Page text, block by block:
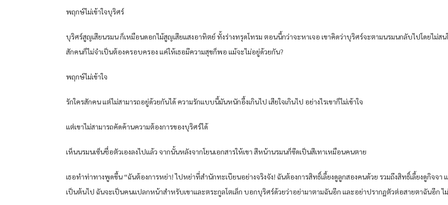
พฤกษ์ไม่เข้าใจบุริศร์
บุริศร์สูญเสียนรมน ก็เหมือนดอกไม้สูญเสียแสงอาทิตย์ ทั้งร่างทรุดโทรม ตอนนี้กว่าจะหาเจอ เขาคิดว่าบุริศร์จะตามนรมนกลับไปโดยไม่ส
สักคนก็ไม่จำเป็นต้องครอบครอง แค่ให้เธอมีความสุขก็พอ แม้จะไม่อยู่ด้วยกัน?
พฤกษ์ไม่เข้าใจ
รักใครสักคน แต่ไม่สามารถอยู่ด้วยกันได้ ความรักแบบนี้มันหนักอึ้งเกินไป เสียใจเกินไป อย่างไรเขาก็ไม่เข้าใจ
แต่เขาไม่สามารถคัดค้านความต้องการของบุริศร์ได้
เห็นนรมนเซ็นชื่อตัวเองลงไปแล้ว จากนั้นหลังจากโยนเอกสารให้เขา สีหน้านรมนก็ซีดเป็นสีเทาเหมือนคนตาย
เธอทำท่าทางพูดขึ้น “ฉันต้องการหย่า! ไปหย่าที่สำนักทะเบียนอย่างจริงจัง! ฉันต้องการสิทธิ์เลี้ยงดูลูกสองคนด้วย รวมถึงสิทธิ์เลี้ยงดูกิจจ
เป็นต้นไป ฉันจะเป็นคนแปลกหน้าสำหรับเขาและตระกูลโตเล็ก บอกบุริศร์ด้วยว่าอย่ามาตามฉันอีก และอย่าปรากฏตัวต่อสายตาฉันอีก ไ